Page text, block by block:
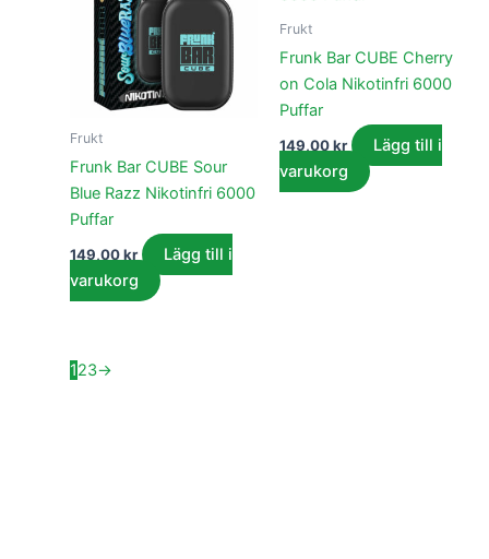
Frukt
Frunk Bar CUBE Sour
Blue Razz Nikotinfri 6000
Puffar
149,00kr
Lägg till i
varukorg
Frukt
Frunk Bar CUBE Cherry
on Cola Nikotinfri 6000
Puffar
149,00kr
Lägg till i
varukorg
123→